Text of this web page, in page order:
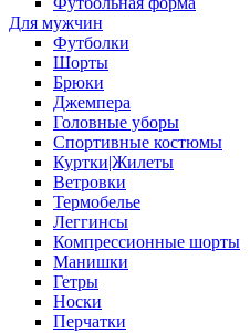
Для мужчин
Футболки
Шорты
Брюки
Джемпера
Головные уборы
Спортивные костюмы
Куртки|Жилеты
Ветровки
Термобелье
Леггинсы
Компрессионные шорты
Манишки
Гетры
Носки
Перчатки